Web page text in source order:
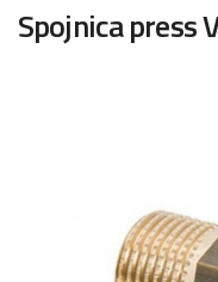
Spojnica press